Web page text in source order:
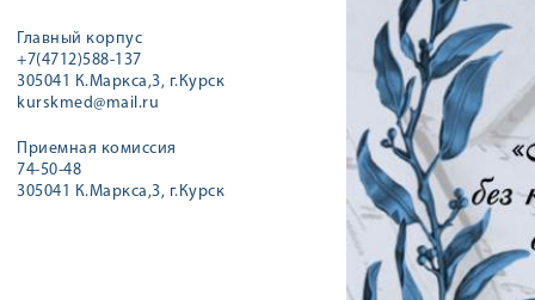
Главный корпус
+7(4712)588-137
305041 К.Маркса,3, г.Курск
kurskmed@mail.ru
Приемная комиссия
74-50-48
305041 К.Маркса,3, г.Курск